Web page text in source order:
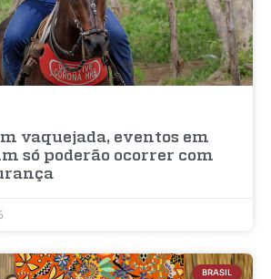
vaquejada, eventos em
só poderão ocorrer com
BRASIL